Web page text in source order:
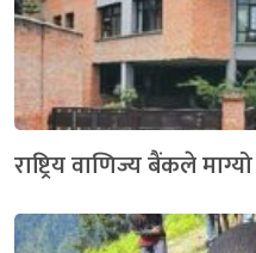
राष्ट्रिय वाणिज्य बैंकले